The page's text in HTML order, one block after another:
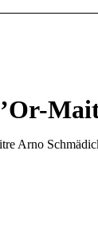
Arno